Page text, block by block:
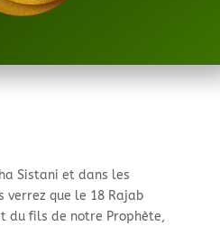
Sistani et dans les
verrez que le 18 Rajab
du fils de notre Prophète,